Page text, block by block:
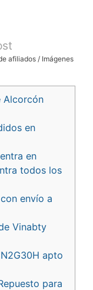
afiliados / Imágenes
Alcorcón
en
en
todos los
envío a
Vinabty
apto
para